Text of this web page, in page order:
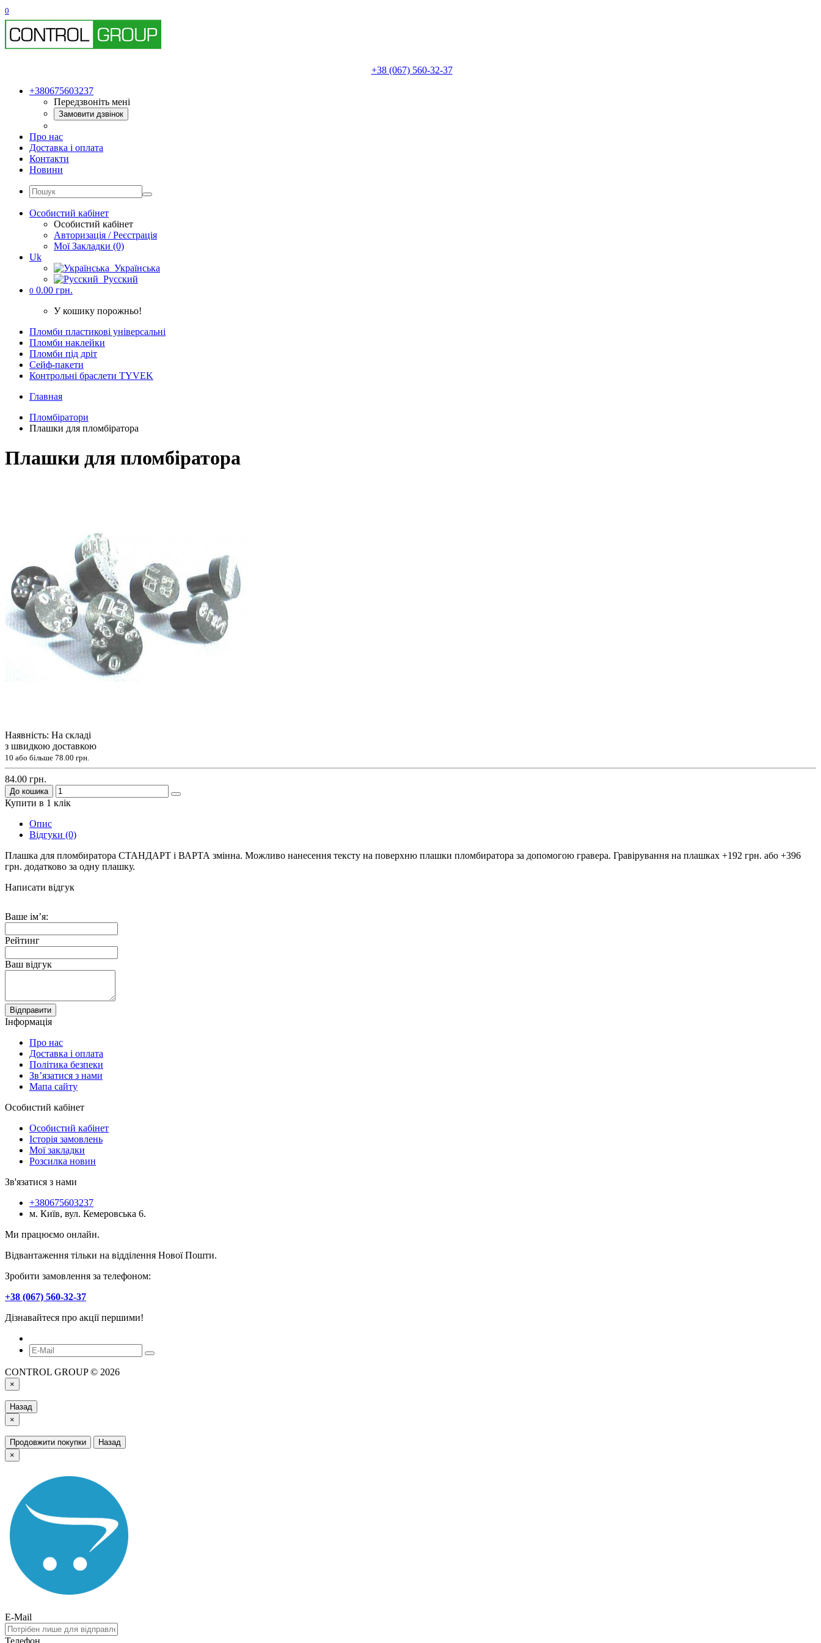
0
+38 (067) 560-32-37
+380675603237
Передзвоніть мені
Замовити дзвінок
Про нас
Доставка і оплата
Контакти
Новини
Особистий кабінет
Особистий кабінет
Авторизація / Реєстрація
Мої Закладки (0)
Uk
Українська
Русский
0 0.00 грн.
У кошику порожньо!
Пломби пластикові універсальні
Пломби наклейки
Пломби під дріт
Cейф-пакети
Контрольні браслети TYVEK
Главная
Пломбіратори
Плашки для пломбіратора
Плашки для пломбіратора
Наявність: На складі
з швидкою доставкою
10 або більше 78.00 грн.
84.00 грн.
До кошика
Купити в 1 клік
Опис
Відгуки (0)
Плашка для пломбиратора СТАНДАРТ і ВАРТА змінна. Можливо нанесення тексту на поверхню плашки пломбиратора за допомогою гравера. Гравірування на плашках +192 грн. або +396
грн. додатково за одну плашку.
Написати відгук
Ваше ім’я:
Рейтинг
Ваш відгук
Відправити
Інформація
Про нас
Доставка і оплата
Політика безпеки
Зв’язатися з нами
Мапа сайту
Особистий кабінет
Особистий кабінет
Історія замовлень
Мої закладки
Розсилка новин
Зв'язатися з нами
+380675603237
м. Київ, вул. Кемеровська 6.
Ми працюємо онлайн.
Відвантаження тільки на відділення Нової Пошти.
Зробити замовлення за телефоном:
+38 (067) 560-32-37
Дізнавайтеся про акції першими!
CONTROL GROUP © 2026
×
Назад
×
Продовжити покупки
Назад
×
E-Mail
Телефон